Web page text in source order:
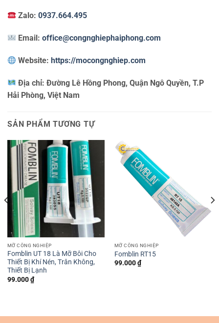
Zalo:0937.664.495
Email:office@congnghiephaiphong.com
Website:https://mocongnghiep.com
Địa chỉ:Đường Lê Hồng Phong, Quận Ngô Quyền, T.P
Hải Phòng, Việt Nam
SẢN PHẨM TƯƠNG TỰ
MỠ CÔNG NGHIỆP
Fomblin UT 18 Là Mỡ Bôi Cho
Thiết Bị Khí Nén, Trân Không,
Thiết Bị Lạnh
99.000₫
MỠ CÔNG NGHIỆP
Fomblin RT15
99.000₫